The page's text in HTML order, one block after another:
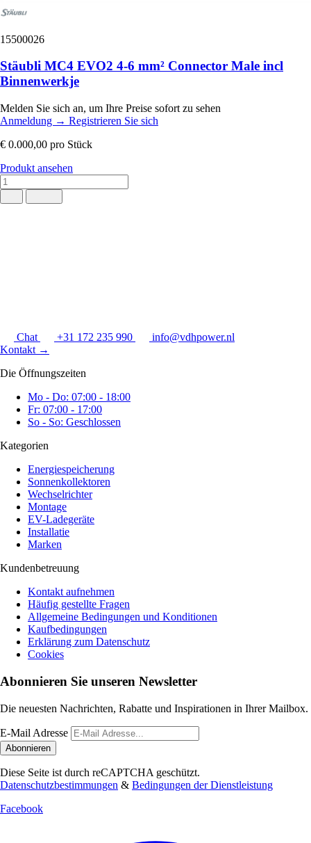
15500026
Stäubli MC4 EVO2 4-6 mm² Connector Male incl
Binnenwerkje
Melden Sie sich an, um Ihre Preise sofort zu sehen
Anmeldung → Registrieren Sie sich
€ 0.000,00 pro Stück
Produkt ansehen
Chat +31 172 235 990
info@vdhpower.nl
Kontakt →
Die Öffnungszeiten
Mo - Do: 07:00 - 18:00
Fr: 07:00 - 17:00
So - So: Geschlossen
Kategorien
Energiespeicherung
Sonnenkollektoren
Wechselrichter
Montage
EV-Ladegeräte
Installatie
Marken
Kundenbetreuung
Kontakt aufnehmen
Häufig gestellte Fragen
Allgemeine Bedingungen und Konditionen
Kaufbedingungen
Erklärung zum Datenschutz
Cookies
Abonnieren Sie unseren Newsletter
Die neuesten Nachrichten, Rabatte und Inspirationen in Ihrer Mailbox.
E-Mail Adresse
Abonnieren
Diese Seite ist durch reCAPTCHA geschützt.
Datenschutzbestimmungen & Bedingungen der Dienstleistung
Facebook